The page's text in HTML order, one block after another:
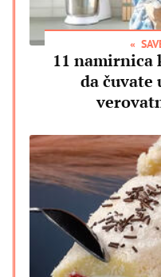
11 namirnica
da